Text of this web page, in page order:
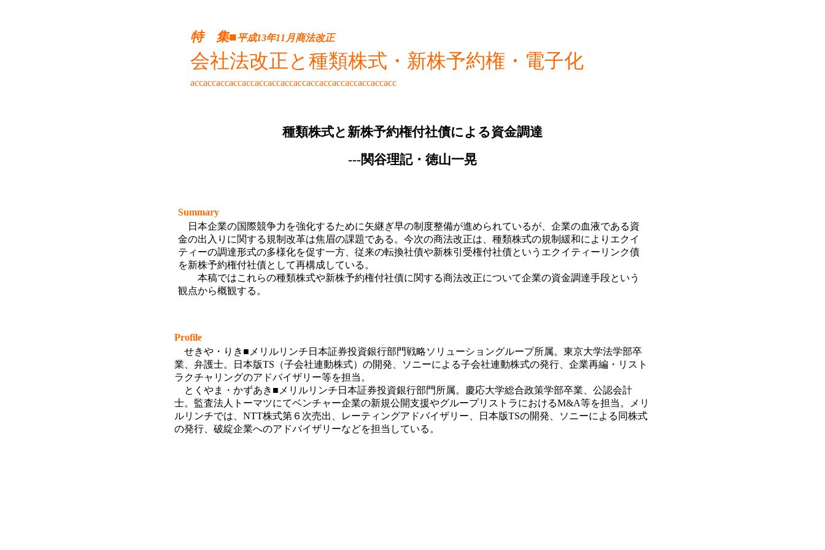
特 集■平成13年11月商法改正
会社法改正と種類株式・新株予約権・電子化
accaccaccaccaccaccaccaccaccaccaccaccaccaccaccacc
種類株式と新株予約権付社債による資金調達
---関谷理記・徳山一晃
Summary
日本企業の国際競争力を強化するために矢継ぎ早の制度整備が進められているが、企業の血液である資
金の出入りに関する規制改革は焦眉の課題である。今次の商法改正は、種類株式の規制緩和によりエクイ
ティーの調達形式の多様化を促す一方、従来の転換社債や新株引受権付社債というエクイティーリンク債
を新株予約権付社債として再構成している。
本稿ではこれらの種類株式や新株予約権付社債に関する商法改正について企業の資金調達手段という
観点から概観する。
Profile
せきや・りき■メリルリンチ日本証券投資銀行部門戦略ソリューショングループ所属。東京大学法学部卒
業、弁護士。日本版TS（子会社連動株式）の開発、ソニーによる子会社連動株式の発行、企業再編・リスト
ラクチャリングのアドバイザリー等を担当。
とくやま・かずあき■メリルリンチ日本証券投資銀行部門所属。慶応大学総合政策学部卒業、公認会計
士。監査法人トーマツにてベンチャー企業の新規公開支援やグループリストラにおけるM&A等を担当。メリ
ルリンチでは、NTT株式第６次売出、レーティングアドバイザリー、日本版TSの開発、ソニーによる同株式
の発行、破綻企業へのアドバイザリーなどを担当している。